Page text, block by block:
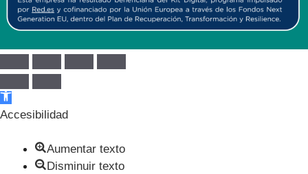
Abrir barra de herramientas
Accesibilidad
Aumentar texto
Disminuir texto